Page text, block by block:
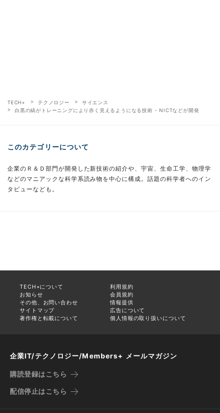
TECH+ テクノロジー
サイエンス
白黒の縞がトレーニングにより赤く見えるようになる技術 - NICTなどが開発
このカテゴリーについて
企業のＲ＆Ｄ部門が開発した新技術の紹介や、宇宙、生命工学、物理学
などのマニアックな科学系読み物を中心に構成。話題の科学者へのイン
タビューなども。
TECH+について
利用規約
お知らせ
会員規約
その他、お問い合わせ
情報提供
サイトマップ
広告について
著作権と転載について
個人情報の取り扱いについて
企業IT/テクノロジー/Members+ メールマガジン
購読登録はこちら
配信停止はこちら